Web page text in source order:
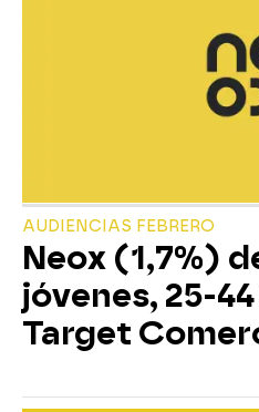
AUDIENCIAS FEBRERO
Neox (1,7%)
jóvenes, 25-
Target